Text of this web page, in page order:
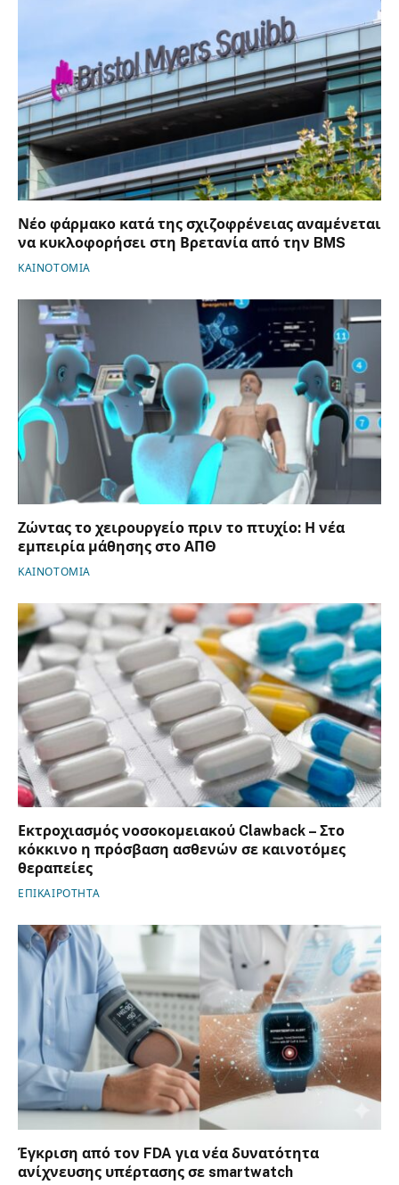
Νέο φάρμακο κατά της σχιζοφρένειας αναμένεται
να κυκλοφορήσει στη Βρετανία από την BMS
ΚΑΙΝΟΤΟΜΙΑ
Ζώντας το χειρουργείο πριν το πτυχίο: Η νέα
εμπειρία μάθησης στο ΑΠΘ
ΚΑΙΝΟΤΟΜΙΑ
Εκτροχιασμός νοσοκομειακού Clawback – Στο
κόκκινο η πρόσβαση ασθενών σε καινοτόμες
θεραπείες
ΕΠΙΚΑΙΡΟΤΗΤΑ
Έγκριση από τον FDA για νέα δυνατότητα
ανίχνευσης υπέρτασης σε smartwatch